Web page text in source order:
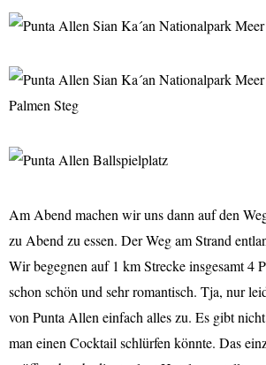
Am Abend machen wir uns dann auf den
zu Abend zu essen. Der Weg am Strand
Wir begegnen auf 1 km Strecke insgesamt 4
schon schön und sehr romantisch. Tja, nur
von Punta Allen einfach alles zu. Es gibt
man einen Cocktail schlürfen könnte. Das